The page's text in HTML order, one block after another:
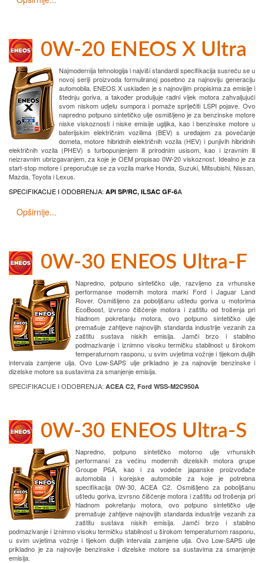
0W-20 ENEOS X Ultra
Najmodernija tehnologija i najviši standardi specifikacija susreću se u
novoj seriji proizvoda formuliranoj posebno za najnoviju generaciju
automobila. ENEOS X usklađen je s najnovijim propisima za emisije i
štednju goriva, a također produljuje radni vijek motora zahvaljujući
svom niskom udjelu sumpora i pomaže spriječiti LSPI pojave. Ovo
napredno potpuno sintetičko ulje osmišljeno je za benzinske motore
niske viskoznosti i niske emisije ugljika, kao i benzinske motore u
baterijskim električnim vozilima (BEV) s uređajem za povećanje
dometa, motore hibridnih električnih vozila (HEV) i punjivih hibridnih
električnih vozila (PHEV) s turbopunjenjem ili prirodnim usisom, kao i izravnim ili
neizravnim ubrizgavanjem, za koje je OEM propisao 0W-20 viskoznost. Idealno je za
start-stop motore i preporučuje se za vozila marke Honda, Suzuki, Mitsubishi, Nissan,
Mazda, Toyota i Lexus.
SPECIFIKACIJE I ODOBRENJA: API SP/RC, ILSAC GF-6A
Opširnije...
0W-30 ENEOS Ultra-F
Napredno, potpuno sintetičko ulje, razvijeno za vrhunske
performanse modernih motora marki Ford i Jaguar Land
Rover. Osmišljeno za poboljšanu uštedu goriva u motorima
EcoBoost, izvrsno čišćenje motora i zaštitu od trošenja pri
hladnom pokretanju motora, ovo potpuno sintetičko ulje
premašuje zahtjeve najnovijih standarda industrije vezanih za
zaštitu sustava niskih emisija. Jamči brzo i stabilno
podmazivanje i iznimno visoku termičku stabilnost u širokom
temperaturnom rasponu, u svim uvjetima vožnje i tijekom duljih
intervala zamjene ulja. Ovo Low-SAPS ulje prikladno je za najnovije benzinske i
dizelske motore sa sustavima za smanjenje emisija.
SPECIFIKACIJE I ODOBRENJA: ACEA C2, Ford WSS-M2C950A
0W-30 ENEOS Ultra-S
Napredno, potpuno sintetičko motorno ulje vrhunskih
performansi za većinu modernih dizelskih motora grupe
Groupe PSA, kao i za vodeće japanske proizvođače
automobila i korejske automobile za koje je potrebna
specifikacija 0W-30, ACEA C2. Osmišljeno za poboljšanu
uštedu goriva, izvrsno čišćenje motora i zaštitu od trošenja pri
hladnom pokretanju motora, ovo potpuno sintetičko ulje
premašuje zahtjeve najnovijih standarda industrije vezanih za
zaštitu sustava niskih emisija. Jamči brzo i stabilno
podmazivanje i iznimno visoku termičku stabilnost u širokom temperaturnom rasponu,
u svim uvjetima vožnje i tijekom duljih intervala zamjene ulja. Ovo Low-SAPS ulje
prikladno je za najnovije benzinske i dizelske motore sa sustavima za smanjenje
emisija.